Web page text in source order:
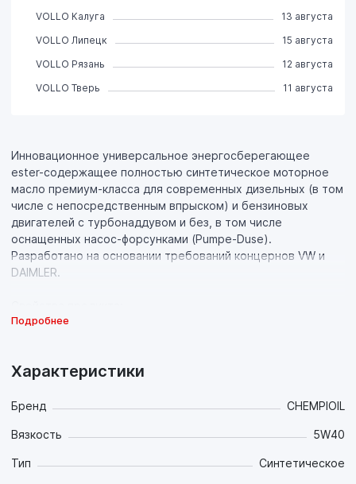
Инновационное универсальное энергосберегающее
ester-содержащее полностью синтетическое моторное
масло премиум-класса для современных дизельных (в том
числе с непосредственным впрыском) и бензиновых
двигателей с турбонаддувом и без, в том числе
оснащенных насос-форсунками (Pumpe-Duse).
Разработано на основании требований концернов VW и
DAIMLER.
- За счёт содержащихся эстеровых компонентов
- За счет превосходных моюще-диспергирующих свойств
эффективно борется со всеми видами отложений и
всего интервала между заменами;
- Экономит топливо за счет пониженной
Подробнее
Характеристики
Бренд CHEMPIOIL
Вязкость 5W40
Тип Синтетическое
VOLLO Калуга
13 августа
VOLLO Липецк
15 августа
VOLLO Рязань
12 августа
VOLLO Тверь
11 августа